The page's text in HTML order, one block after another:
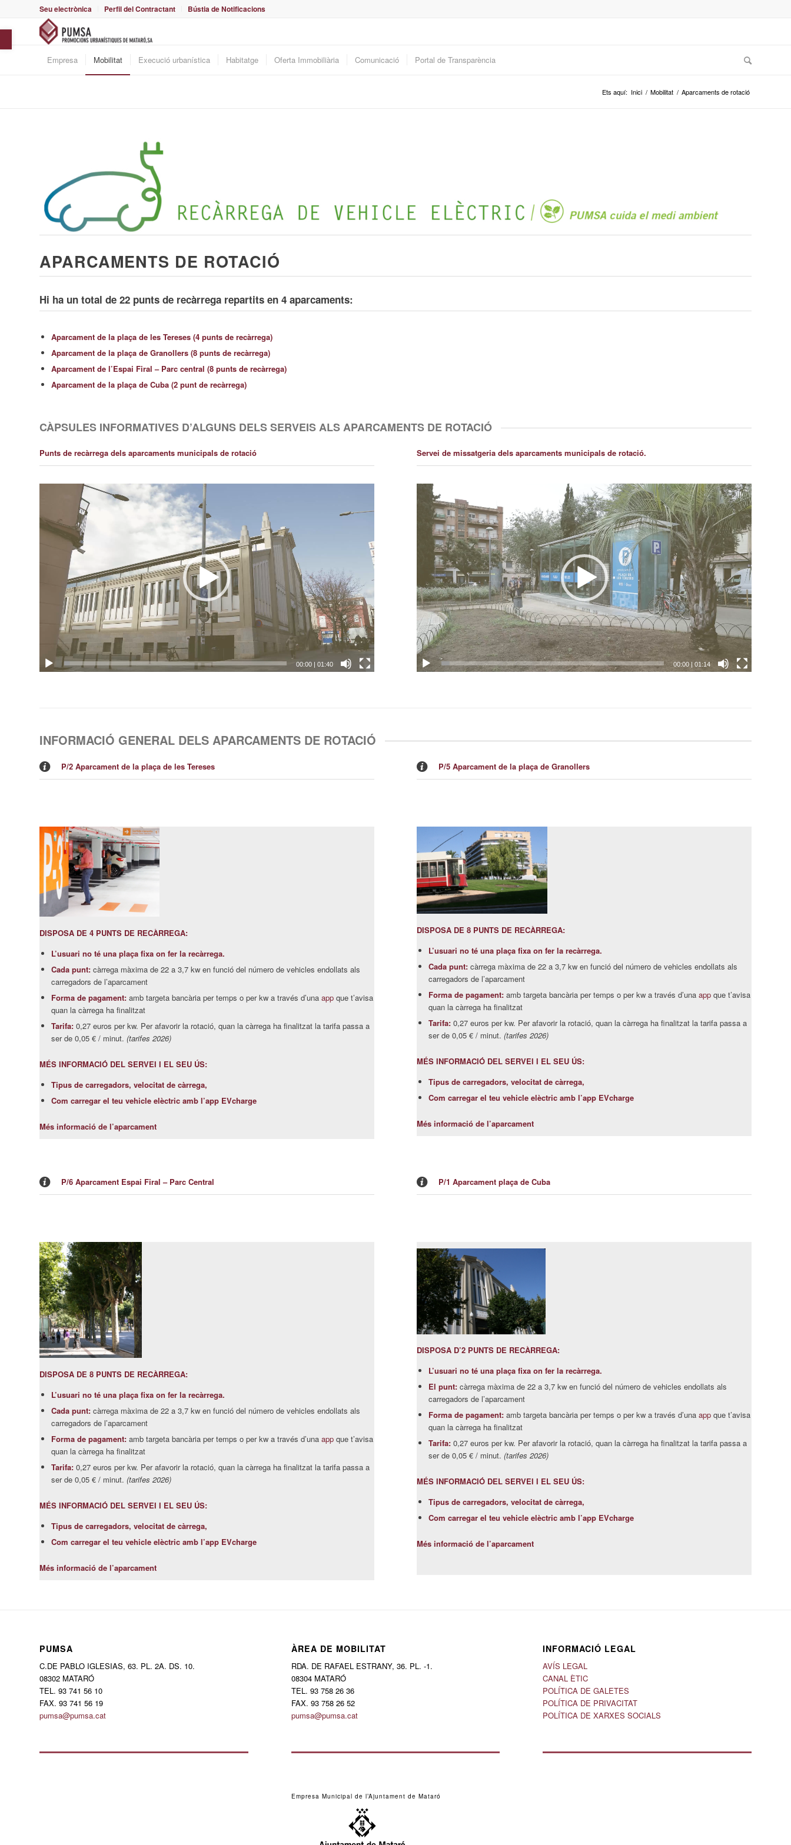
Obre la barra d'eines
Seu electrònica Perfil del Contractant Bústia de Notificacions
Empresa Mobilitat Execució urbanística Habitatge Oferta Immobiliària Comunicació Portal de Transparència
Ets aquí: Inici / Mobilitat / Aparcaments de rotació
APARCAMENTS DE ROTACIÓ
Hi ha un total de 22 punts de recàrrega repartits en 4 aparcaments:
Aparcament de la plaça de les Tereses (4 punts de recàrrega)
Aparcament de la plaça de Granollers (8 punts de recàrrega)
Aparcament de l’Espai Firal – Parc central (8 punts de recàrrega)
Aparcament de la plaça de Cuba (2 punt de recàrrega)
CÀPSULES INFORMATIVES D’ALGUNS DELS SERVEIS ALS APARCAMENTS DE ROTACIÓ
Punts de recàrrega dels aparcaments municipals de rotació
00:00| 01:40
Servei de missatgeria dels aparcaments municipals de rotació.
00:00| 01:14
INFORMACIÓ GENERAL DELS APARCAMENTS DE ROTACIÓ
P/2 Aparcament de la plaça de les Tereses P/5 Aparcament de la plaça de Granollers
DISPOSA DE 4 PUNTS DE RECÀRREGA:
L’usuari no té una plaça fixa on fer la recàrrega.
Cada punt: càrrega màxima de 22 a 3,7 kw en funció del número de vehicles endollats als
carregadors de l’aparcament
Forma de pagament: amb targeta bancària per temps o per kw a través d’una app que t’avisa
quan la càrrega ha finalitzat
Tarifa: 0,27 euros per kw. Per afavorir la rotació, quan la càrrega ha finalitzat la tarifa passa a
ser de 0,05 € / minut. (tarifes 2026)
MÉS INFORMACIÓ DEL SERVEI I EL SEU ÚS:
Tipus de carregadors, velocitat de càrrega,
Com carregar el teu vehicle elèctric amb l’app EVcharge
Més informació de l’aparcament
DISPOSA DE 8 PUNTS DE RECÀRREGA:
L’usuari no té una plaça fixa on fer la recàrrega.
Cada punt:càrrega màxima de 22 a 3,7 kw en funció del número de vehicles endollats als
carregadors de l’aparcament
Forma de pagament: amb targeta bancària per temps o per kw a través d’unaapp que t’avisa
quan la càrrega ha finalitzat
Tarifa: 0,27 euros per kw. Per afavorir la rotació, quan la càrrega ha finalitzat la tarifa passa a
ser de 0,05 € / minut.(tarifes 2026)
MÉS INFORMACIÓ DEL SERVEI I EL SEU ÚS:
Tipus de carregadors, velocitat de càrrega,
Com carregar el teu vehicle elèctric amb l’app EVcharge
Més informació de l’aparcament
P/6 Aparcament Espai Firal – Parc Central P/1 Aparcament plaça de Cuba
DISPOSA DE 8 PUNTS DE RECÀRREGA:
L’usuari no té una plaça fixa on fer la recàrrega.
Cada punt: càrrega màxima de 22 a 3,7 kw en funció del número de vehicles endollats als
carregadors de l’aparcament
Forma de pagament: amb targeta bancària per temps o per kw a través d’una app que t’avisa
quan la càrrega ha finalitzat
Tarifa: 0,27 euros per kw. Per afavorir la rotació, quan la càrrega ha finalitzat la tarifa passa a
ser de 0,05 € / minut. (tarifes 2026)
MÉS INFORMACIÓ DEL SERVEI I EL SEU ÚS:
Tipus de carregadors, velocitat de càrrega,
Com carregar el teu vehicle elèctric amb l’app EVcharge
Més informació de l’aparcament
DISPOSA D’2 PUNTS DE RECÀRREGA:
L’usuari no té una plaça fixa on fer la recàrrega.
El punt:càrrega màxima de 22 a 3,7 kw en funció del número de vehicles endollats als
carregadors de l’aparcament
Forma de pagament: amb targeta bancària per temps o per kw a través d’unaapp que t’avisa
quan la càrrega ha finalitzat
Tarifa: 0,27 euros per kw. Per afavorir la rotació, quan la càrrega ha finalitzat la tarifa passa a
ser de 0,05 € / minut.(tarifes 2026)
MÉS INFORMACIÓ DEL SERVEI I EL SEU ÚS:
Tipus de carregadors, velocitat de càrrega,
Com carregar el teu vehicle elèctric amb l’app EVcharge
Més informació de l’aparcament
PUMSA
C.DE PABLO IGLESIAS, 63. PL. 2A. DS. 10.
08302 MATARÓ
TEL. 93 741 56 10
FAX. 93 741 56 19
pumsa@pumsa.cat
ÀREA DE MOBILITAT
RDA. DE RAFAEL ESTRANY, 36. PL. -1.
08304 MATARÓ
TEL. 93 758 26 36
FAX. 93 758 26 52
pumsa@pumsa.cat
Empresa Municipal de l’Ajuntament de Mataró
INFORMACIÓ LEGAL
AVÍS LEGAL
CANAL ÈTIC
POLÍTICA DE GALETES
POLÍTICA DE PRIVACITAT
POLÍTICA DE XARXES SOCIALS